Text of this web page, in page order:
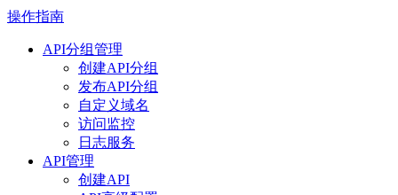
操作指南
API分组管理
创建API分组
发布API分组
自定义域名
访问监控
日志服务
API管理
创建API